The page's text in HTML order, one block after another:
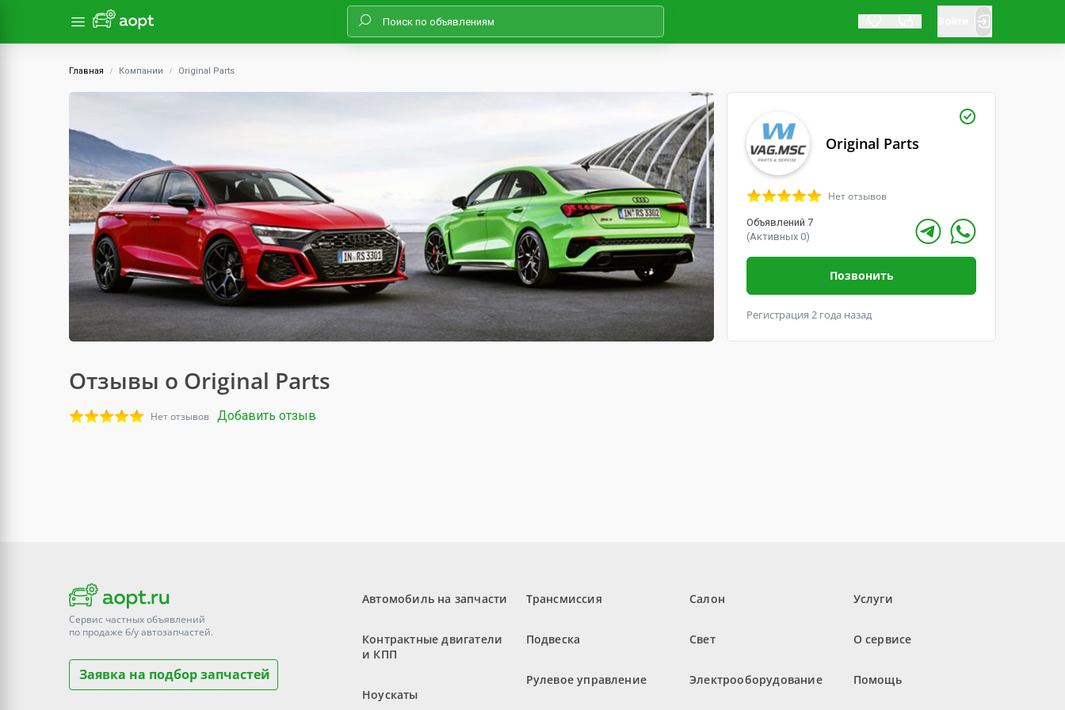
Главная Компании Original Parts
Original Parts
Нет отзывов
Объявлений 7
(Активных 0)
Позвонить
Регистрация 2 года назад
Отзывы о Original Parts
Нет отзывов Добавить отзыв
Сервис частных объявлений
по продаже б/уавтозапчастей.
Заявка на подбор запчастей
Автомобиль на запчасти
Контрактные двигатели
и КПП
Ноускаты
Трансмиссия
Подвеска
Рулевое управление
Салон
Свет
Электрооборудование
Услуги
О сервисе
Помощь